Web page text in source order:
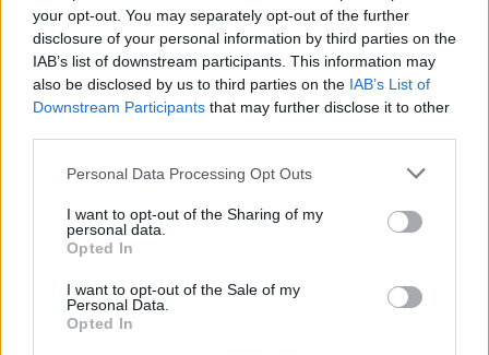
your opt-out. You may separately opt-out of the further
disclosure of your personal information by third parties on the
IAB’s list of downstream participants. This information may
also be disclosed by us to third parties on the IAB’s List of
Downstream Participants that may further disclose it to other
Personal Data Processing Opt Outs
I want to opt-out of the Sharing of my
personal data.
Opted In
I want to opt-out of the Sale of my
Personal Data.
Opted In
Αριστερά, την Αριστερά της δημιουργίας ,της
κριτικής σκέψης , να απευθυνθεί στους
προοδευτικούς και αριστερούς πολίτες της
χώρας μας ,πρωτίστως στις νέες και στους